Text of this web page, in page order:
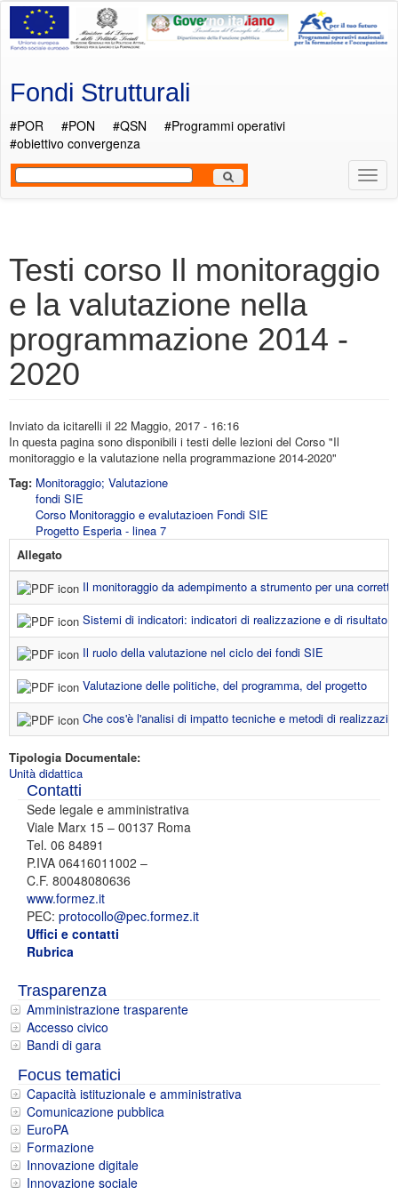
Salta al contenuto principale
Fondi Strutturali
#POR #PON #QSN
#Programmi operativi
#obiettivo convergenza
Menù
Testi corso Il monitoraggio
e la valutazione nella
programmazione 2014 -
2020
Inviato da icitarelli il 22 Maggio, 2017 - 16:16
In questa pagina sono disponibili i testi delle lezioni del Corso "Il
monitoraggio e la valutazione nella programmazione 2014-2020"
Tag: Monitoraggio; Valutazione
fondi SIE
Corso Monitoraggio e evalutazioen Fondi SIE
Progetto Esperia - linea 7
Allegato
Il monitoraggio da adempimento a strumento per una
Sistemi di indicatori: indicatori di realizzazione e di risultato
Il ruolo della valutazione nel ciclo dei fondi SIE
Valutazione delle politiche, del programma, del progetto
Che cos'è l'analisi di impatto tecniche e metodi di
Tipologia Documentale:
Unità didattica
Contatti
Sede legale e amministrativa
Viale Marx 15 – 00137 Roma
Tel. 06 84891
P.IVA 06416011002 –
C.F. 80048080636
www.formez.it
PEC: protocollo@pec.formez.it
Uffici e contatti
Rubrica
Trasparenza
Amministrazione trasparente
Accesso civico
Bandi di gara
Focus tematici
Capacità istituzionale e amministrativa
Comunicazione pubblica
EuroPA
Formazione
Innovazione digitale
Innovazione sociale